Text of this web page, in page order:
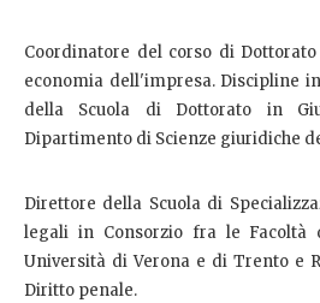
Coordinatore del corso di
economia dell'impresa. Discipline
della Scuola di Dottorato in
Dipartimento di Scienze giuridiche
Direttore della Scuola di
legali in Consorzio fra le Facoltà
Università di Verona e di Trento e
Diritto penale.